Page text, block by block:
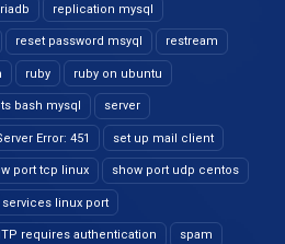
replication mysql
reset password msyql restream
ruby ruby on ubuntu
bash mysql server
Error: 451 set up mail client
port tcp linux show port udp centos
services linux port
requires authentication spam